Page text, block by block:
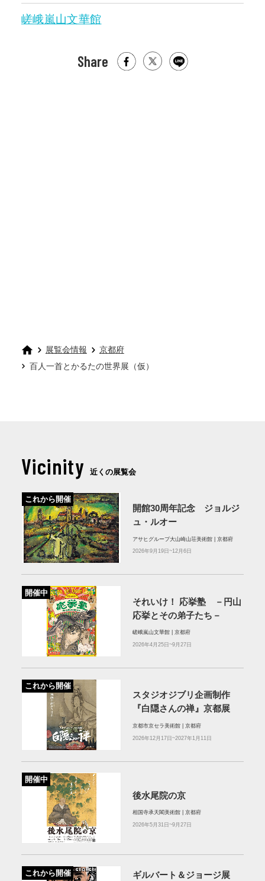
嵯峨嵐山文華館
Share
展覧会情報
京都府
百人一首とかるたの世界展（仮）
Vicinity 近くの展覧会
これから開催
開館30周年記念 ジョルジ
ュ・ルオー
アサヒグループ大山崎山荘美術館 | 京都府
2026年9月19日~12月6日
開催中
それいけ！ 応挙塾 －円山
応挙とその弟子たち－
嵯峨嵐山文華館 | 京都府
2026年4月25日~9月27日
これから開催
スタジオジブリ企画制作
『白隠さんの禅』京都展
京都市京セラ美術館 | 京都府
2026年12月17日~2027年1月11日
開催中
後水尾院の京
相国寺承天閣美術館 | 京都府
2026年5月31日~9月27日
これから開催
ギルバート＆ジョージ展